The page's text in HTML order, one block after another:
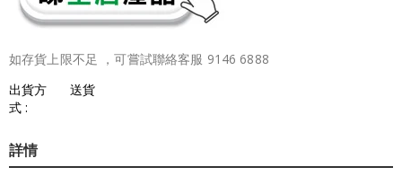
如存貨上限不足 ，可嘗試聯絡客服 9146 6888
出貨方
式 :
送貨
詳情